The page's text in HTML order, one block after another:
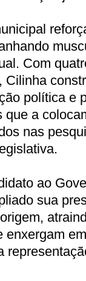
Com
política e
a
nas
ao
sua